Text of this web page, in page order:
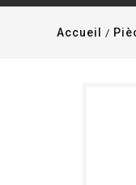
Accueil